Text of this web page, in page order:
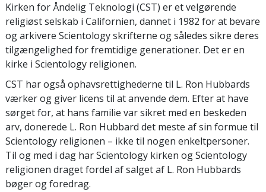
Kirken for Åndelig Teknologi (CST) er et velgørende
religiøst selskab i Californien, dannet i 1982 for at bevare
og arkivere Scientology skrifterne og således sikre deres
tilgængelighed for fremtidige generationer. Det er en
kirke i Scientology religionen.
CST har også ophavsrettighederne til L. Ron Hubbards
værker og giver licens til at anvende dem. Efter at have
sørget for, at hans familie var sikret med en beskeden
arv, donerede L. Ron Hubbard det meste af sin formue til
Scientology religionen – ikke til nogen enkeltpersoner.
Til og med i dag har Scientology kirken og Scientology
religionen draget fordel af salget af L. Ron Hubbards
bøger og foredrag.